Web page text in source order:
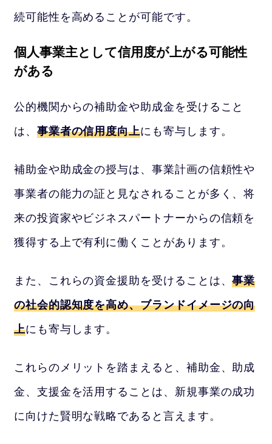
続可能性を高めることが可能です。
個人事業主として信用度が上がる可能性
がある
公的機関からの補助金や助成金を受けること
は、 事業者の信用度向上にも寄与します。
補助金や助成金の授与は、事業計画の信頼性や
事業者の能力の証と見なされることが多く、将
来の投資家やビジネスパートナーからの信頼を
獲得する上で有利に働くことがあります。
また、これらの資金援助を受けることは、事業
の社会的認知度を高め、ブランドイメージの向
上にも寄与します。
これらのメリットを踏まえると、補助金、助成
金、支援金を活用することは、新規事業の成功
に向けた賢明な戦略であると言えます。